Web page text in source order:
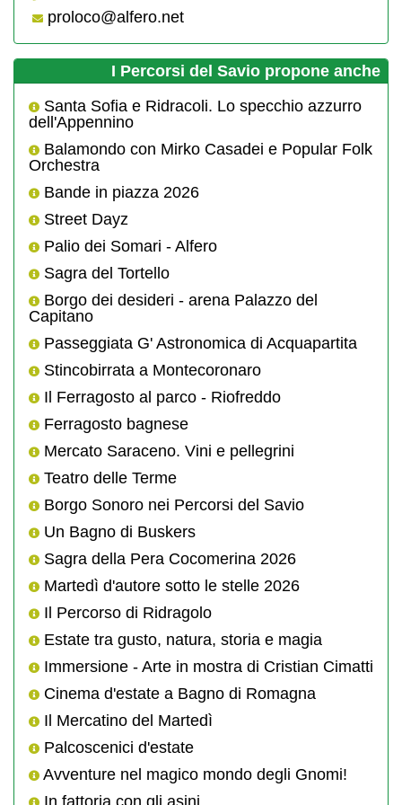
proloco@alfero.net
I Percorsi del Savio propone anche
Santa Sofia e Ridracoli. Lo specchio azzurro
dell'Appennino
Balamondo con Mirko Casadei e Popular Folk
Orchestra
Bande in piazza 2026
Street Dayz
Palio dei Somari - Alfero
Sagra del Tortello
Borgo dei desideri - arena Palazzo del
Capitano
Passeggiata G' Astronomica di Acquapartita
Stincobirrata a Montecoronaro
Il Ferragosto al parco - Riofreddo
Ferragosto bagnese
Mercato Saraceno. Vini e pellegrini
Teatro delle Terme
Borgo Sonoro nei Percorsi del Savio
Un Bagno di Buskers
Sagra della Pera Cocomerina 2026
Martedì d'autore sotto le stelle 2026
Il Percorso di Ridragolo
Estate tra gusto, natura, storia e magia
Immersione - Arte in mostra di Cristian Cimatti
Cinema d'estate a Bagno di Romagna
Il Mercatino del Martedì
Palcoscenici d'estate
Avventure nel magico mondo degli Gnomi!